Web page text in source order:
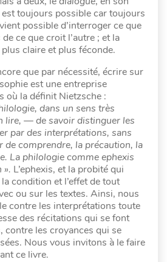
toujours possible car toujours
possible d’interroger ce que
de ce que croit l’autre ; et la
claire et plus féconde.
que par nécessité, écrire sur
est une entreprise
où la définit Nietzsche :
dans un sens très
lire, — de savoir distinguer les
par des interprétations, sans
de comprendre, la précaution, la
La philologie comme ephexis
». L’ephexis, et la probité qui
condition et l’effet de tout
ou sur les textes. Ainsi, nous
contre les interprétations toute
des récitations qui se font
contre les croyances qui se
Nous vous invitons à le faire
ce livre.